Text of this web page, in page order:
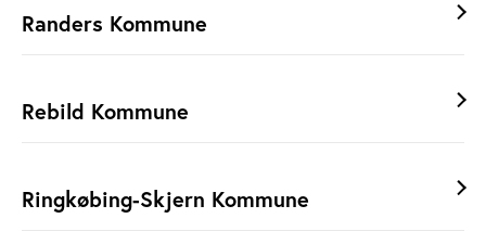
Randers Kommune
Rebild Kommune
Ringkøbing-Skjern Kommune